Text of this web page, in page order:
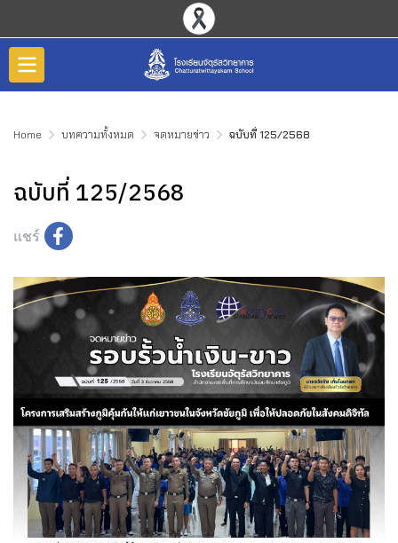
Home บทความทั้งหมด จดหมายข่าว ฉบับที่ 125/2568
ฉบับที่ 125/2568
แชร์